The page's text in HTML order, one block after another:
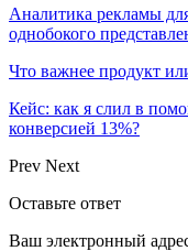
Аналитика рекламы
однобокого
Что важнее продукт
Кейс: как я слил в
конверсией 13%?
Prev Next
Оставьте ответ
Ваш электронный